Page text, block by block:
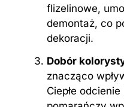
flizelinowe,
demontaż, co
dekoracji.
Dobór
znacząco
Ciepłe